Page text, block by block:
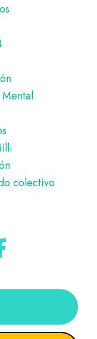
colectivo